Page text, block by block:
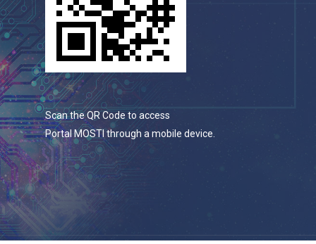
Scan the QR Code to access
Portal MOSTI through a mobile device.